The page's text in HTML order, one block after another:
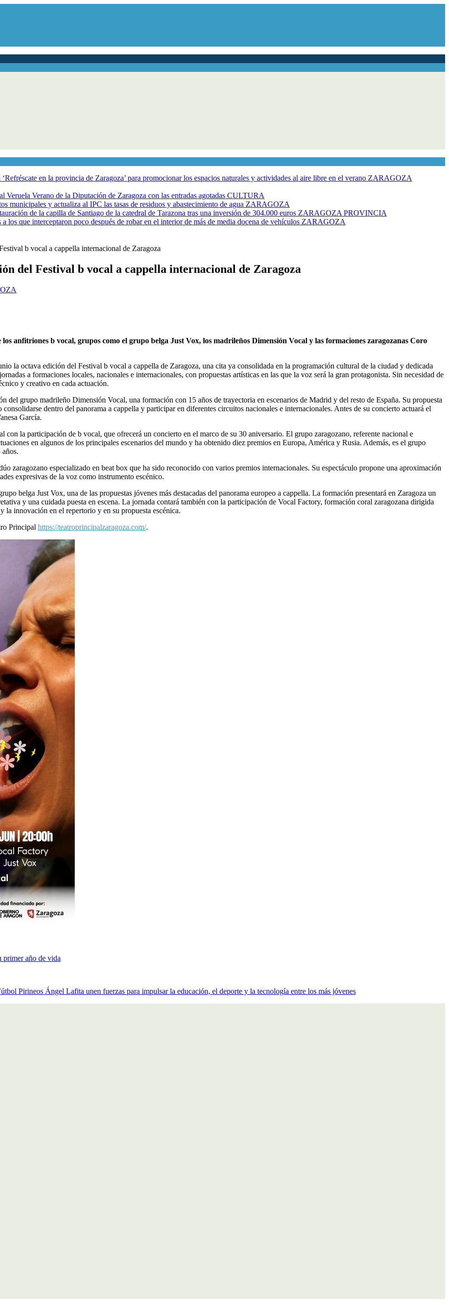
en la provincia de Zaragoza’ para promocionar los espacios naturales y actividades al aire libre en el verano ZARAGOZA
Veruela Verano de la Diputación de Zaragoza con las entradas agotadas CULTURA
municipales y actualiza al IPC las tasas de residuos y abastecimiento de agua ZARAGOZA
de la capilla de Santiago de la catedral de Tarazona tras una inversión de 304.000 euros ZARAGOZA PROVINCIA
los que interceptaron poco después de robar en el interior de más de media docena de vehículos ZARAGOZA
b vocal a cappella internacional de Zaragoza
del Festival b vocal a cappella internacional de Zaragoza
anfitriones b vocal, grupos como el grupo belga Just Vox, los madrileños Dimensión Vocal y las formaciones zaragozanas Coro
la octava edición del Festival b vocal a cappella de Zaragoza, una cita ya consolidada en la programación cultural de la ciudad y dedicada
a formaciones locales, nacionales e internacionales, con propuestas artísticas en las que la voz será la gran protagonista. Sin necesidad de
y creativo en cada actuación.
del grupo madrileño Dimensión Vocal, una formación con 15 años de trayectoria en escenarios de Madrid y del resto de España. Su propuesta
dentro del panorama a cappella y participar en diferentes circuitos nacionales e internacionales. Antes de su concierto actuará el
García.
con la participación de b vocal, que ofrecerá un concierto en el marco de su 30 aniversario. El grupo zaragozano, referente nacional e
en algunos de los principales escenarios del mundo y ha obtenido diez premios en Europa, América y Rusia. Además, es el grupo
zaragozano especializado en beat box que ha sido reconocido con varios premios internacionales. Su espectáculo propone una aproximación
expresivas de la voz como instrumento escénico.
belga Just Vox, una de las propuestas jóvenes más destacadas del panorama europeo a cappella. La formación presentará en Zaragoza un
y una cuidada puesta en escena. La jornada contará también con la participación de Vocal Factory, formación coral zaragozana dirigida
innovación en el repertorio y en su propuesta escénica.
Principal https://teatroprincipalzaragoza.com/.
primer año de vida
Pirineos Ángel Lafita unen fuerzas para impulsar la educación, el deporte y la tecnología entre los más jóvenes